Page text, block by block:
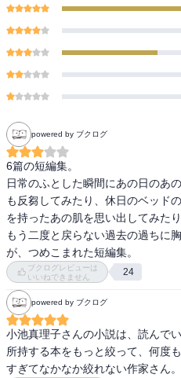
powered by ブクログ
6篇の短編集。
日常のふとした瞬間にあの日のあ
も反芻してみたり、休日のベッド
を持ったあの肌を思い出してみたり
もう二度と戻らない過去の過ちに
ブクログレビューは
いいねできません
24
powered by ブクログ
小池真理子さんの小説は、読んで
所持する本をもっと絞って、何度
すぎてなかなか絞れない作家さん。